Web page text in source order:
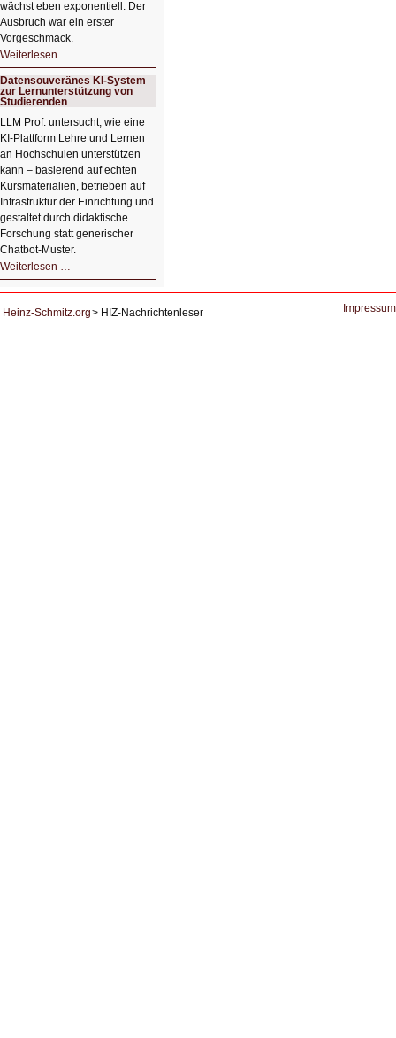
wächst eben exponentiell. Der
Ausbruch war ein erster
Vorgeschmack.
Weiterlesen …
Der
Ausbruch
der
KI
Datensouveränes KI-System
zur Lernunterstützung von
Studierenden
LLM Prof. untersucht, wie eine
KI‑Plattform Lehre und Lernen
an Hochschulen unterstützen
kann – basierend auf echten
Kursmaterialien, betrieben auf
Infrastruktur der Einrichtung und
gestaltet durch didaktische
Forschung statt generischer
Chatbot‑Muster.
Weiterlesen …
KI-
Lernunterstützung
von
Heinz-Schmitz.org HIZ-Nachrichtenleser Impressum